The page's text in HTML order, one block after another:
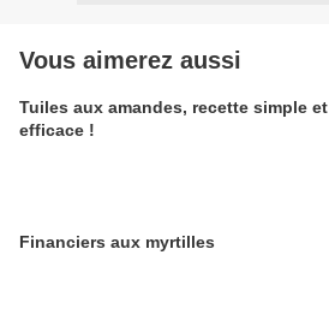
Vous aimerez aussi
Tuiles aux amandes, recette simple et
efficace !
Financiers aux myrtilles